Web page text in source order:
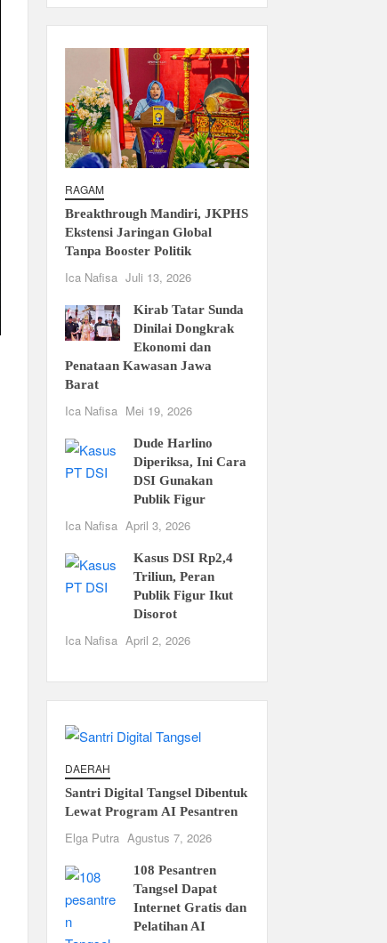
RAGAM
Breakthrough Mandiri, JKPHS
Ekstensi Jaringan Global
Tanpa Booster Politik
Ica Nafisa Juli 13, 2026
Kirab Tatar Sunda
Dinilai Dongkrak
Ekonomi dan
Penataan Kawasan Jawa
Barat
Ica Nafisa Mei 19, 2026
Dude Harlino
Diperiksa, Ini Cara
DSI Gunakan
Publik Figur
Ica Nafisa April 3, 2026
Kasus DSI Rp2,4
Triliun, Peran
Publik Figur Ikut
Disorot
Ica Nafisa April 2, 2026
DAERAH
Santri Digital Tangsel Dibentuk
Lewat Program AI Pesantren
Elga Putra Agustus 7, 2026
108 Pesantren
Tangsel Dapat
Internet Gratis dan
Pelatihan AI